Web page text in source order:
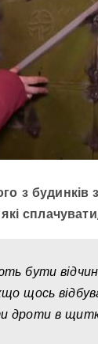
з будинків
бути
щось
дроти в